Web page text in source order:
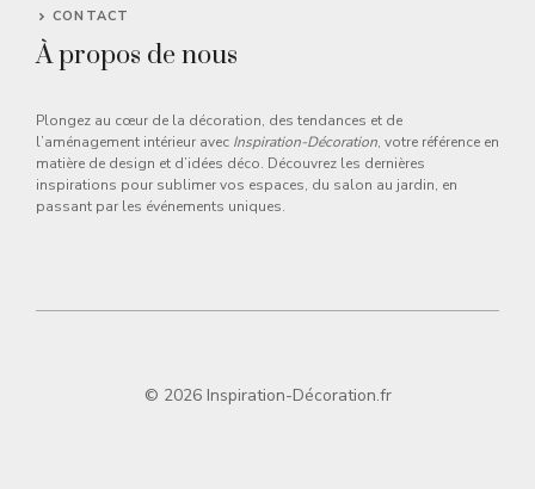
CONTACT
À propos de nous
Plongez au cœur de la décoration, des tendances et de
l’aménagement intérieur avec Inspiration-Décoration, votre référence en
matière de design et d’idées déco. Découvrez les dernières
inspirations pour sublimer vos espaces, du salon au jardin, en
passant par les événements uniques.
© 2026 Inspiration-Décoration.fr